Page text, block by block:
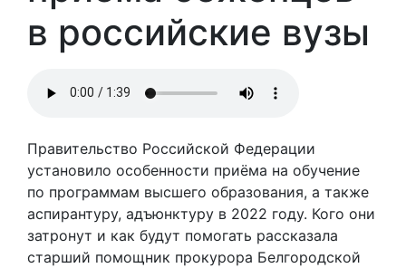
в российские вузы
Правительство Российской Федерации
установило особенности приёма на обучение
по программам высшего образования, а также
аспирантуру, адъюнктуру в 2022 году. Кого они
затронут и как будут помогать рассказала
старший помощник прокурора Белгородской